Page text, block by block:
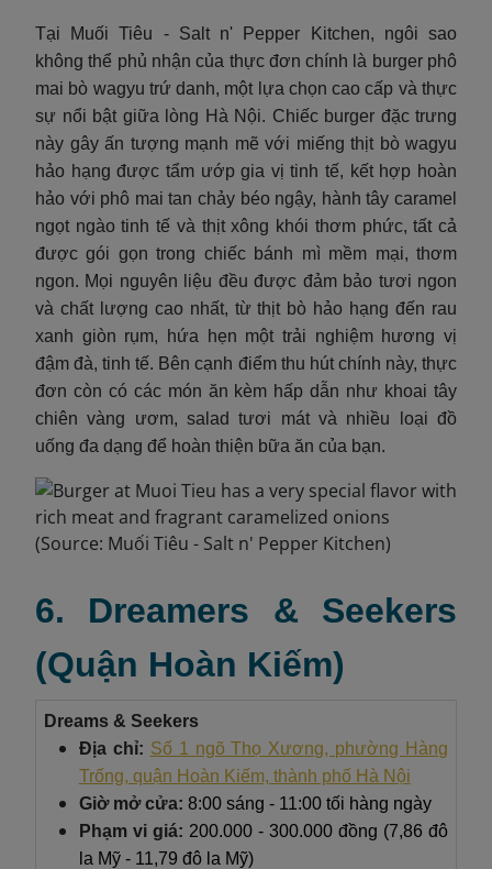
Tại Muối Tiêu - Salt n' Pepper Kitchen, ngôi sao
không thể phủ nhận của thực đơn chính là burger phô
mai bò wagyu trứ danh, một lựa chọn cao cấp và thực
sự nổi bật giữa lòng Hà Nội. Chiếc burger đặc trưng
này gây ấn tượng mạnh mẽ với miếng thịt bò wagyu
hảo hạng được tẩm ướp gia vị tinh tế, kết hợp hoàn
hảo với phô mai tan chảy béo ngậy, hành tây caramel
ngọt ngào tinh tế và thịt xông khói thơm phức, tất cả
được gói gọn trong chiếc bánh mì mềm mại, thơm
ngon. Mọi nguyên liệu đều được đảm bảo tươi ngon
và chất lượng cao nhất, từ thịt bò hảo hạng đến rau
xanh giòn rụm, hứa hẹn một trải nghiệm hương vị
đậm đà, tinh tế. Bên cạnh điểm thu hút chính này, thực
đơn còn có các món ăn kèm hấp dẫn như khoai tây
chiên vàng ươm, salad tươi mát và nhiều loại đồ
uống đa dạng để hoàn thiện bữa ăn của bạn.
6. Dreamers & Seekers
(Quận Hoàn Kiếm)
Dreams & Seekers
Địa chỉ: Số 1 ngõ Thọ Xương, phường Hàng
Trống, quận Hoàn Kiếm, thành phố Hà Nội
Giờ mở cửa: 8:00 sáng - 11:00 tối hàng ngày
Phạm vi giá: 200.000 - 300.000 đồng (7,86 đô
la Mỹ - 11,79 đô la Mỹ)